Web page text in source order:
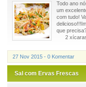
Todo ano
um
com tudo!
que
2 xícaras
27 Nov 2015 - 0 Komentar
Sal com Ervas Frescas